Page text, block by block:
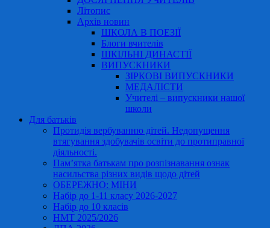
Літопис
Архів новин
ШКОЛА В ПОЕЗІЇ
Блоги вчителів
ШКІЛЬНІ ДИНАСТІЇ
ВИПУСКНИКИ
ЗІРКОВІ ВИПУСКНИКИ
МЕДАЛІСТИ
Учителі – випускники нашої
школи
Для батьків
Протидія вербуванню дітей. Недопущення
втягування здобувачів освіти до протиправної
діяльності.
Пам’ятка батькам про розпізнавання ознак
насильства різних видів щодо дітей
ОБЕРЕЖНО: МІНИ
Набір до 1-11 класу 2026-2027
Набір до 10 класів
НМТ 2025/2026